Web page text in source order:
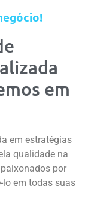
em
em estratégias
qualidade na
por
lo em todas suas